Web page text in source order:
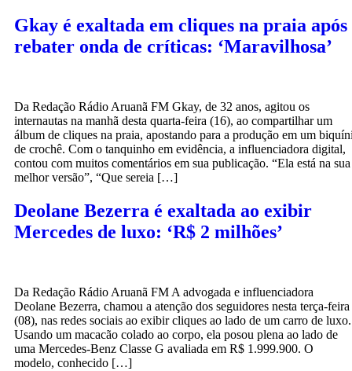
Gkay é exaltada em cliques na praia após
rebater onda de críticas: ‘Maravilhosa’
Da Redação Rádio Aruanã FM Gkay, de 32 anos, agitou os
internautas na manhã desta quarta-feira (16), ao compartilhar um
álbum de cliques na praia, apostando para a produção em um
de crochê. Com o tanquinho em evidência, a influenciadora digital,
contou com muitos comentários em sua publicação. “Ela está na sua
melhor versão”, “Que sereia […]
Deolane Bezerra é exaltada ao exibir
Mercedes de luxo: ‘R$ 2 milhões’
Da Redação Rádio Aruanã FM A advogada e influenciadora
Deolane Bezerra, chamou a atenção dos seguidores nesta terça-feira
(08), nas redes sociais ao exibir cliques ao lado de um carro de luxo.
Usando um macacão colado ao corpo, ela posou plena ao lado de
uma Mercedes-Benz Classe G avaliada em R$ 1.999.900. O
modelo, conhecido […]